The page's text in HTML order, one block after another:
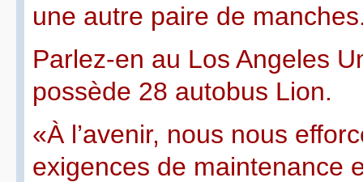
une autre paire de
Parlez-en au Los Angeles
possède 28 autobus Lion.
«À l’avenir, nous nous
exigences de maintenance